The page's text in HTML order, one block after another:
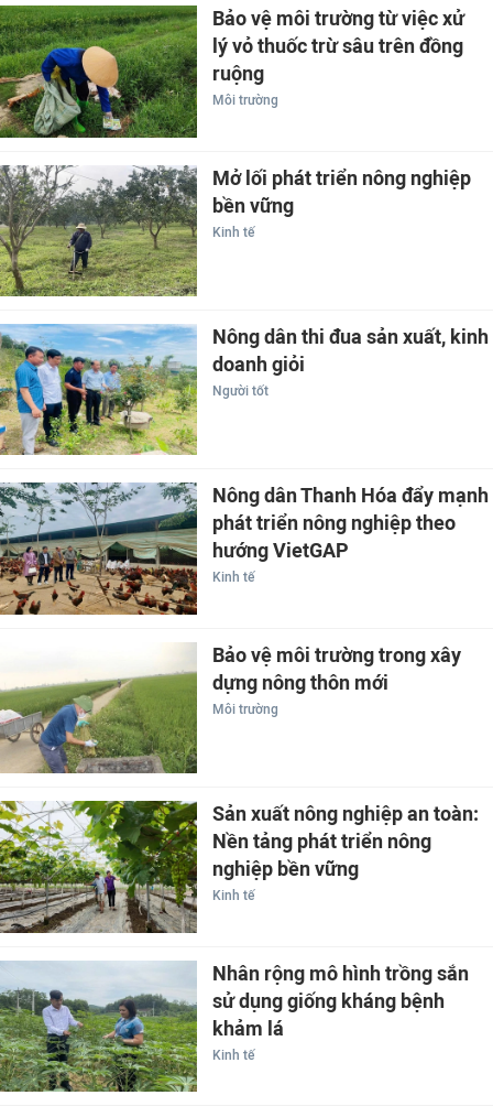
Bảo vệ môi trường từ việc xử
lý vỏ thuốc trừ sâu trên đồng
ruộng
Môi trường
Mở lối phát triển nông nghiệp
bền vững
Kinh tế
Nông dân thi đua sản xuất, kinh
doanh giỏi
Người tốt
Nông dân Thanh Hóa đẩy mạnh
phát triển nông nghiệp theo
hướng VietGAP
Kinh tế
Bảo vệ môi trường trong xây
dựng nông thôn mới
Môi trường
Sản xuất nông nghiệp an toàn:
Nền tảng phát triển nông
nghiệp bền vững
Kinh tế
Nhân rộng mô hình trồng sắn
sử dụng giống kháng bệnh
khảm lá
Kinh tế